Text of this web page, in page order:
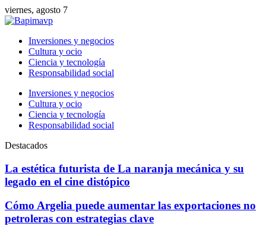
viernes, agosto 7
Inversiones y negocios
Cultura y ocio
Ciencia y tecnología
Responsabilidad social
Inversiones y negocios
Cultura y ocio
Ciencia y tecnología
Responsabilidad social
Destacados
La estética futurista de La naranja mecánica y su
legado en el cine distópico
Cómo Argelia puede aumentar las exportaciones no
petroleras con estrategias clave